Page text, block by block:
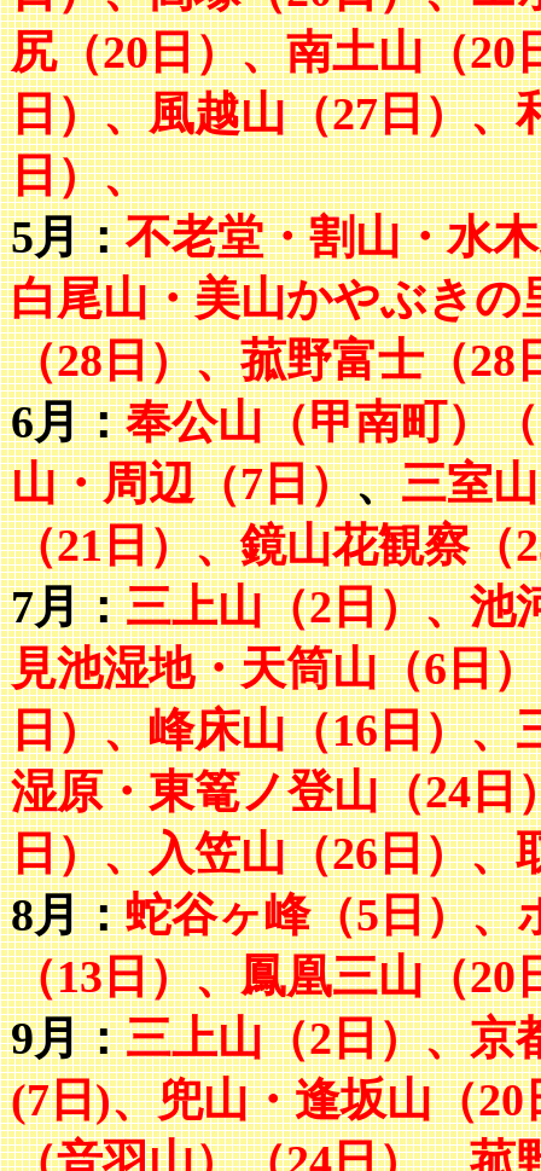
尻（20日）、南土山（
日）、風越山（27日）、
日）、
5月：不老堂・割山・水
白尾山・美山かやぶきの
（28日）、菰野富士（28
6月：奉公山（甲南町）
山・周辺（7日）、三室
（21日）、鏡山花観察（
7月：三上山（2日）、池
見池湿地・天筒山（6日
日）、峰床山（16日）、
湿原・東篭ノ登山（24日
日）、入笠山（26日）、
8月：蛇谷ヶ峰（5日）、
（13日）、鳳凰三山（20
9月：三上山（2日）、京
(7日)、兜山・逢坂山（20